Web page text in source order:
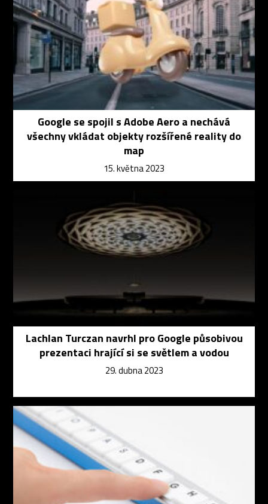
Google se spojil s Adobe Aero a nechává
všechny vkládat objekty rozšířené reality do
map
15. května 2023
Lachlan Turczan navrhl pro Google působivou
prezentaci hrající si se světlem a vodou
29. dubna 2023